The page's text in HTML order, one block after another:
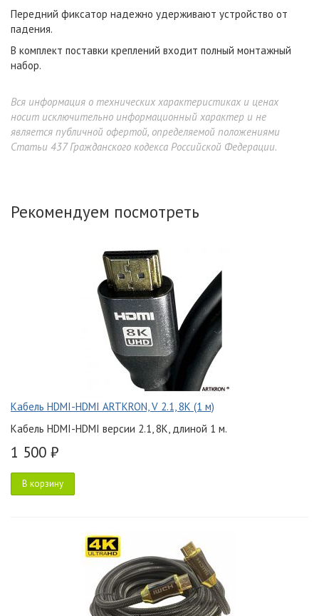
Передний фиксатор надежно удерживают устройство от
падения.
В комплект поставки креплений входит полный монтажный
набор.
Вся информация о технических характеристиках и ценах
носит исключительно информационный характер и не
является публичной офертой, определяемой положениями
Статьи 437 Гражданского кодекса Российской Федерации.
Рекомендуем посмотреть
Кабель HDMI-HDMI ARTKRON, V 2.1, 8K (1 м)
Кабель HDMI-HDMI версии 2.1, 8K, длиной 1 м.
1 500 ₽
В корзину